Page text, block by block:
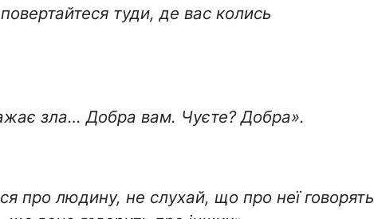
туди, де вас колись
зла… Добра вам. Чуєте? Добра».
про людину, не слухай, що про неї говорять